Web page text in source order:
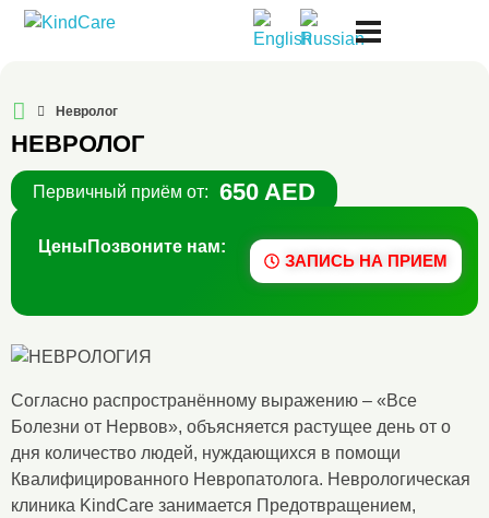
Невролог
НЕВРОЛОГ
Первичный приём от: 650 AED
Цены Позвоните нам:
ЗАПИСЬ НА ПРИЕМ
Согласно распространённому выражению – «Все
Болезни от Нервов», объясняется растущее день от о
дня количество людей, нуждающихся в помощи
Квалифицированного Невропатолога. Неврологическая
клиника KindCare занимается Предотвращением,